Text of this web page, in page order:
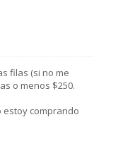
filas (si no me
o menos $250.
estoy comprando